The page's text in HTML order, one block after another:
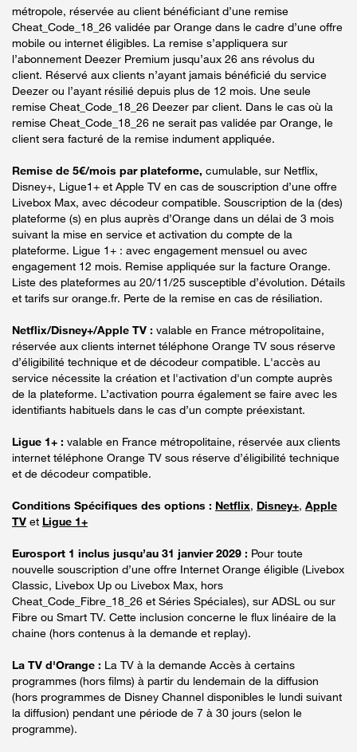
métropole, réservée au client bénéficiant d’une remise
Cheat_Code_18_26 validée par Orange dans le cadre d’une offre
mobile ou internet éligibles. La remise s’appliquera sur
l’abonnement Deezer Premium jusqu’aux 26 ans révolus du
client. Réservé aux clients n’ayant jamais bénéficié du service
Deezer ou l’ayant résilié depuis plus de 12 mois. Une seule
remise Cheat_Code_18_26 Deezer par client. Dans le cas où la
remise Cheat_Code_18_26 ne serait pas validée par Orange, le
client sera facturé de la remise indument appliquée.
Remise de 5€/mois par plateforme, cumulable, sur Netflix,
Disney+, Ligue1+ et Apple TV en cas de souscription d’une offre
Livebox Max, avec décodeur compatible. Souscription de la (des)
plateforme (s) en plus auprès d’Orange dans un délai de 3 mois
suivant la mise en service et activation du compte de la
plateforme. Ligue 1+ : avec engagement mensuel ou avec
engagement 12 mois. Remise appliquée sur la facture Orange.
Liste des plateformes au 20/11/25 susceptible d’évolution. Détails
et tarifs sur orange.fr. Perte de la remise en cas de résiliation.
Netflix/Disney+/Apple TV : valable en France métropolitaine,
réservée aux clients internet téléphone Orange TV sous réserve
d’éligibilité technique et de décodeur compatible. L'accès au
service nécessite la création et l'activation d'un compte auprès
de la plateforme. L’activation pourra également se faire avec les
identifiants habituels dans le cas d’un compte préexistant.
Ligue 1+ : valable en France métropolitaine, réservée aux clients
internet téléphone Orange TV sous réserve d’éligibilité technique
et de décodeur compatible.
Conditions Spécifiques des options : Netflix, Disney+, Apple
TV et Ligue 1+
Eurosport 1 inclus jusqu’au 31 janvier 2029 : Pour toute
nouvelle souscription d’une offre Internet Orange éligible (Livebox
Classic, Livebox Up ou Livebox Max, hors
Cheat_Code_Fibre_18_26 et Séries Spéciales), sur ADSL ou sur
Fibre ou Smart TV. Cette inclusion concerne le flux linéaire de la
chaine (hors contenus à la demande et replay).
La TV d'Orange : La TV à la demande Accès à certains
programmes (hors films) à partir du lendemain de la diffusion
(hors programmes de Disney Channel disponibles le lundi suivant
la diffusion) pendant une période de 7 à 30 jours (selon le
programme).